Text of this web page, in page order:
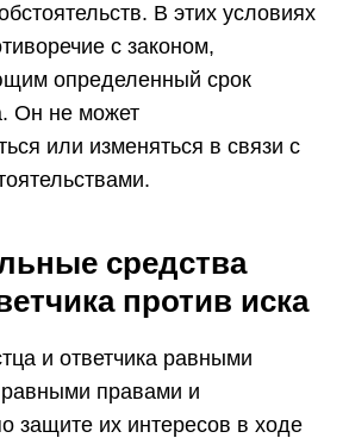
В этих условиях
с законом,
определенный срок
Он не может
или изменяться в связи с
средства
против иска
и ответчика равными
правами и
защите их интересов в ходе